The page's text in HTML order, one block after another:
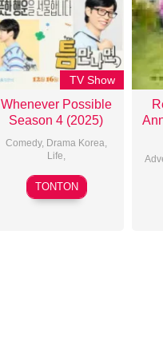
TV Show
Whenever Possible
Season 4 (2025)
Comedy, Drama Korea,
Life,
16
Dec
TONTON